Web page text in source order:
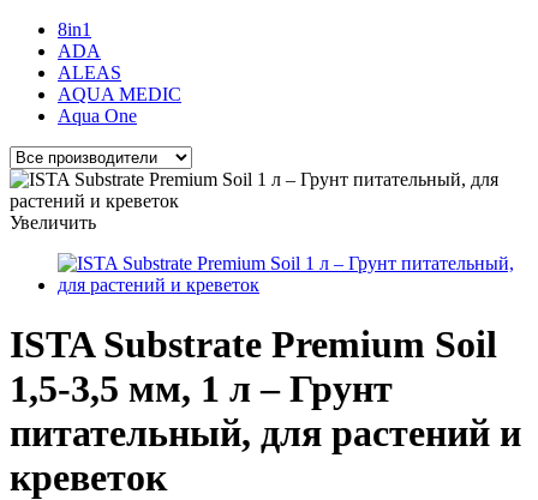
8in1
ADA
ALEAS
AQUA MEDIC
Aqua One
Увеличить
ISTA Substrate Premium Soil
1,5-3,5 мм, 1 л – Грунт
питательный, для растений и
креветок